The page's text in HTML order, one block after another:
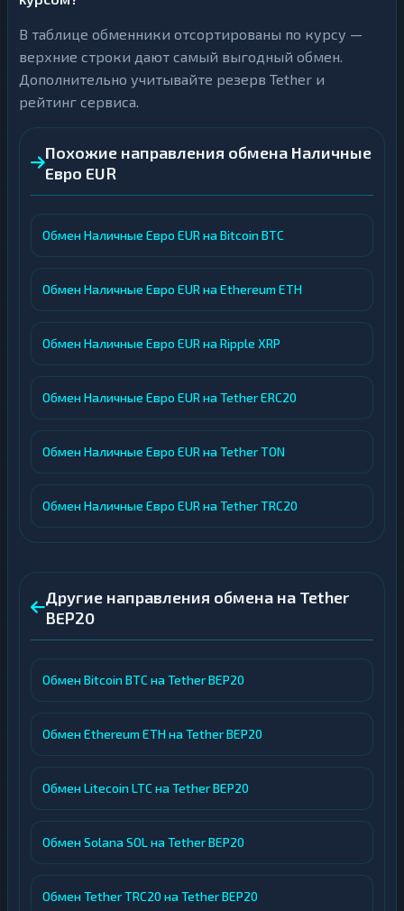
В таблице обменники отсортированы по курсу —
верхние строки дают самый выгодный обмен.
Дополнительно учитывайте резерв Tether и
рейтинг сервиса.
Похожие направления обмена Наличные
Евро EUR
Обмен Наличные Евро EUR на Bitcoin BTC
Обмен Наличные Евро EUR на Ethereum ETH
Обмен Наличные Евро EUR на Ripple XRP
Обмен Наличные Евро EUR на Tether ERC20
Обмен Наличные Евро EUR на Tether TON
Обмен Наличные Евро EUR на Tether TRC20
Другие направления обмена на Tether
BEP20
Обмен Bitcoin BTC на Tether BEP20
Обмен Ethereum ETH на Tether BEP20
Обмен Litecoin LTC на Tether BEP20
Обмен Solana SOL на Tether BEP20
Обмен Tether TRC20 на Tether BEP20